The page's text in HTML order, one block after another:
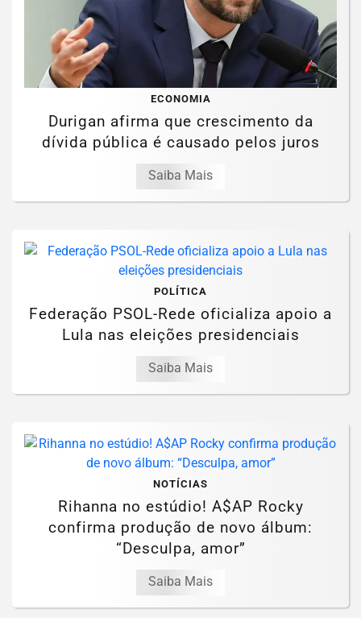
ECONOMIA
Durigan afirma que crescimento da
dívida pública é causado pelos juros
Saiba Mais
POLÍTICA
Federação PSOL-Rede oficializa apoio a
Lula nas eleições presidenciais
Saiba Mais
NOTÍCIAS
Rihanna no estúdio! A$AP Rocky
confirma produção de novo álbum:
“Desculpa, amor”
Saiba Mais